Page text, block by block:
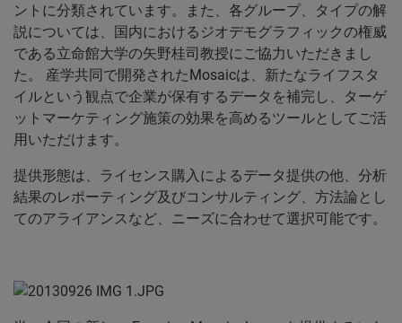
ントに分類されています。また、各グループ、タイプの解
説については、国内におけるジオデモグラフィックの権威
である立命館大学の矢野桂司教授にご協力いただきまし
た。 産学共同で開発されたMosaicは、新たなライフスタ
イルという観点で企業が保有するデータを補完し、ターゲ
ットマーケティング施策の効果を高めるツールとしてご活
用いただけます。
提供形態は、ライセンス購入によるデータ提供の他、分析
結果のレポーティング及びコンサルティング、方法論とし
てのアライアンスなど、ニーズに合わせて選択可能です。